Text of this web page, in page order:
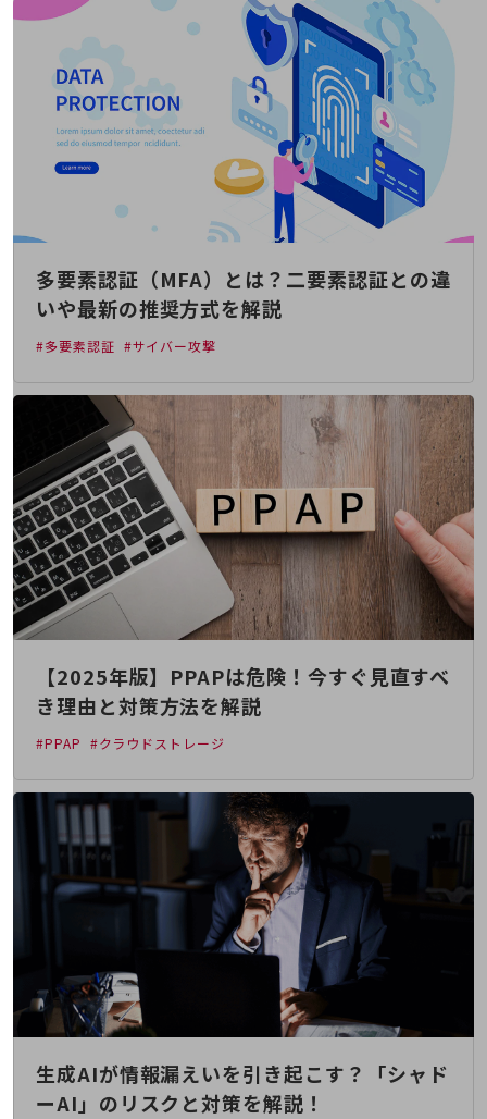
旬な話題やお役立ち資料などDXの課題を
解決するヒントをお届けする記事サイト
お役立ち資料ダウンロード
トレンド記事特集
IT用語集
中堅中小企業向け
サービス・ソリューション
課題やニーズに合ったサービスをご紹介し、
中堅中小企業のビジネスをサポート！
お悩みから見つける
ネットワーク
モバイル・音声
バックオフィス
リモート・ハイブリッドワーク
セキュリティ
その他のお悩みはこちら
業界から見つける
業界から見つけるTOP
製造業
小売・卸売業
運輸業
建設業
地域産業
その他の業界はこちら
ゲーム感覚で見つける
NTTドコモビジネス
オンラインショップ
モバイル・ICTサービスをオンラインで
相談・申し込みができるバーチャルショップ
はじめての方へ
サービス・商品を探す
新規会員登録/ログインはこちら
100回線以上のお問い合わせ・お見積りはこちら
多要素認証（MFA）とは？二要素認証との違
いや最新の推奨方式を解説
#多要素認証 #サイバー攻撃
【2025年版】PPAPは危険！今すぐ見直すべ
き理由と対策方法を解説
#PPAP #クラウドストレージ
生成AIが情報漏えいを引き起こす？「シャド
ーAI」のリスクと対策を解説！